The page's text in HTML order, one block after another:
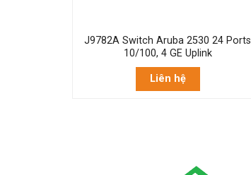
J9782A Switch Aruba 2530 24 Ports
10/100, 4 GE Uplink
Liên hệ